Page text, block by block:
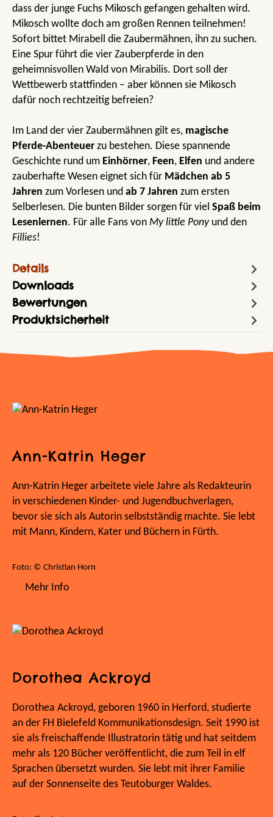
dass der junge Fuchs Mikosch gefangen gehalten wird.
Mikosch wollte doch am großen Rennen teilnehmen!
Sofort bittet Mirabell die Zaubermähnen, ihn zu suchen.
Eine Spur führt die vier Zauberpferde in den
geheimnisvollen Wald von Mirabilis. Dort soll der
Wettbewerb stattfinden – aber können sie Mikosch
dafür noch rechtzeitig befreien?
Im Land der vier Zaubermähnen gilt es, magische
Pferde-Abenteuer zu bestehen. Diese spannende
Geschichte rund um Einhörner, Feen, Elfen und andere
zauberhafte Wesen eignet sich für Mädchen ab 5
Jahren zum Vorlesen und ab 7 Jahren zum ersten
Selberlesen. Die bunten Bilder sorgen für viel Spaß beim
Lesenlernen. Für alle Fans von My little Ponyund den
Fillies!
Details
Downloads
Bewertungen
Produktsicherheit
Ann-Katrin Heger
Ann-Katrin Heger arbeitete viele Jahre als Redakteurin
in verschiedenen Kinder- und Jugendbuchverlagen,
bevor sie sich als Autorin selbstständig machte. Sie lebt
mit Mann, Kindern, Kater und Büchern in Fürth.
Foto: © Christian Horn
Mehr Info
Dorothea Ackroyd
Dorothea Ackroyd, geboren 1960 in Herford, studierte
an der FH Bielefeld Kommunikationsdesign. Seit 1990 ist
sie als freischaffende Illustratorin tätig und hat seitdem
mehr als 120 Bücher veröffentlicht, die zum Teil in elf
Sprachen übersetzt wurden. Sie lebt mit ihrer Familie
auf der Sonnenseite des Teutoburger Waldes.